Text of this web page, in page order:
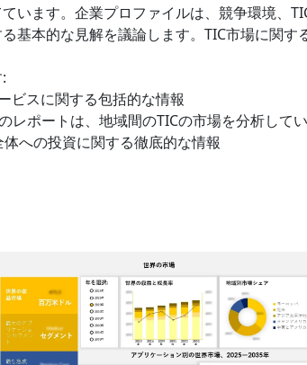
います。企業プロファイルは、競争環境、
基本的な見解を議論します。TIC市場に関す
ビスに関する包括的な情報
レポートは、地域間のTICの市場を分析して
への投資に関する徹底的な情報